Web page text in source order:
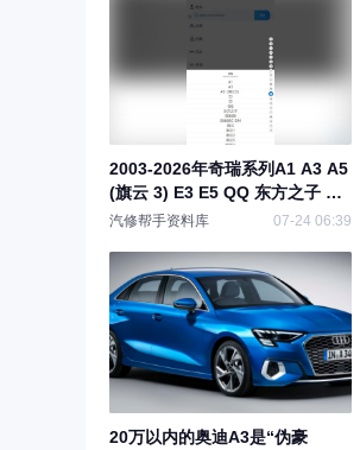
2003-2026年奇瑞系列A1 A3 A5
(旗云 3) E3 E5 QQ 东方之子 探
索 06 探索 06C-DM原厂维修手
资料库、正时资料、螺丝扭力
汽修帮手资料库 07-24 06:39
20万以内的奥迪A3是“伪豪